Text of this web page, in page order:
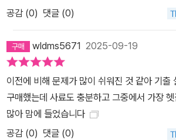
공감 (0) 댓글 (0)
wldms5671 2025-09-19
이전에 비해 문제가 많이 쉬워진 것 같아 기출
구매했는데 사료도 충분하고 그중에서 가장
많아 맘에 들었습니다
공감 (0) 댓글 (0)